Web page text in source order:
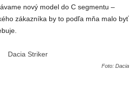
nový model do C segmentu –
zákazníka by to podľa mňa malo byť
Foto: Dacia